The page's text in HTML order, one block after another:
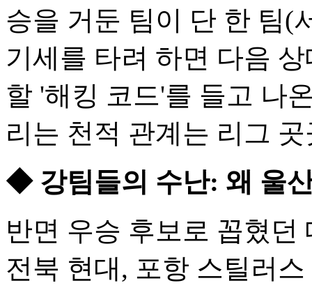
승을 거둔 팀이 단 한 팀(
기세를 타려 하면 다음
할 '해킹 코드'를 들고 나
리는 천적 관계는 리그
◆ 강팀들의 수난: 왜 울
반면 우승 후보로 꼽혔던
전북 현대, 포항 스틸러